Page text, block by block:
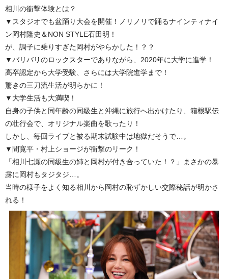
相川の衝撃体験とは？
▼スタジオでも盆踊り大会を開催！ノリノリで踊るナインティナイ
ン岡村隆史＆NON STYLE石田明！
が、調子に乗りすぎた岡村がやらかした！？？
▼バリバリのロックスターでありながら、2020年に大学に進学！
高卒認定から大学受験、さらには大学院進学まで！
驚きの三刀流生活が明らかに！
▼大学生活も大満喫！
自身の子供と同年齢の同級生と沖縄に旅行へ出かけたり、箱根駅伝
の壮行会で、オリジナル楽曲を歌ったり！
しかし、毎回ライブと被る期末試験中は地獄だそうで…。
▼間寛平・村上ショージが衝撃のリーク！
「相川七瀬の同級生の姉と岡村が付き合っていた！？」まさかの暴
露に岡村もタジタジ…。
当時の様子をよく知る相川から岡村の恥ずかしい交際秘話が明かさ
れる！